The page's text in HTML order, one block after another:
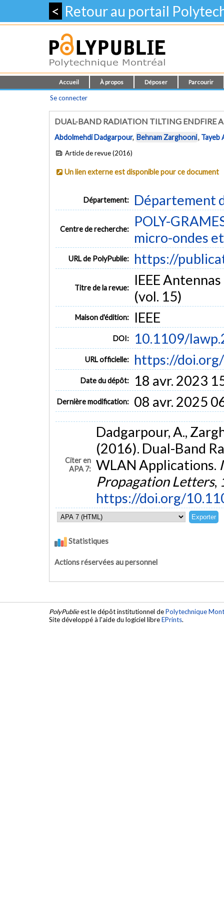
< Retour au portail
Accueil À propos Déposer Parcourir
Se connecter
DUAL-BAND RADIATION TILTING ENDFIRE
Abdolmehdi Dadgarpour, Behnam Zarghooni, Tayeb
Article de revue (2016)
Un lien externe est disponible pour ce document
Département: Département
Centre de recherche:
POLY-
micro-ondes
URL de PolyPublie: https://
Titre de la revue:
IEEE
(vol. 15)
Maison d'édition: IEEE
DOI: 10.1109/
URL officielle: https://
Date du dépôt: 18 avr. 2023
Dernière modification: 08 avr. 2025
Citer en
APA 7:
Dadgarpour, A.,
(2016). Dual-Band
WLAN Applications.
Propagation Letters,
https://doi.org/
Statistiques
Actions réservées au personnel
PolyPublieest le dépôt institutionnel dePolytechnique
Site développé à l'aide du logiciel libreEPrints.